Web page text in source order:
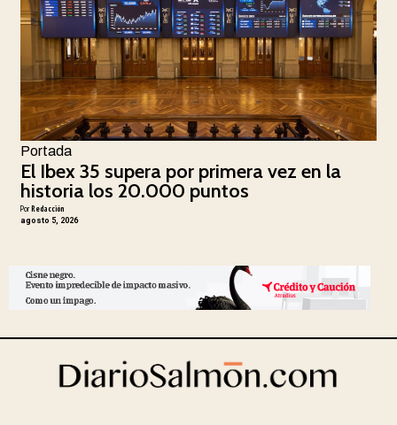
Portada
El Ibex 35 supera por primera vez en la
historia los 20.000 puntos
PorRedacción
agosto 5, 2026